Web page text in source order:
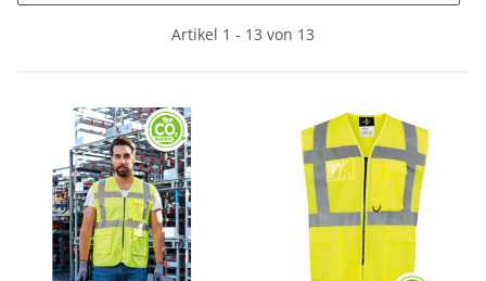
Artikel 1 - 13 von 13